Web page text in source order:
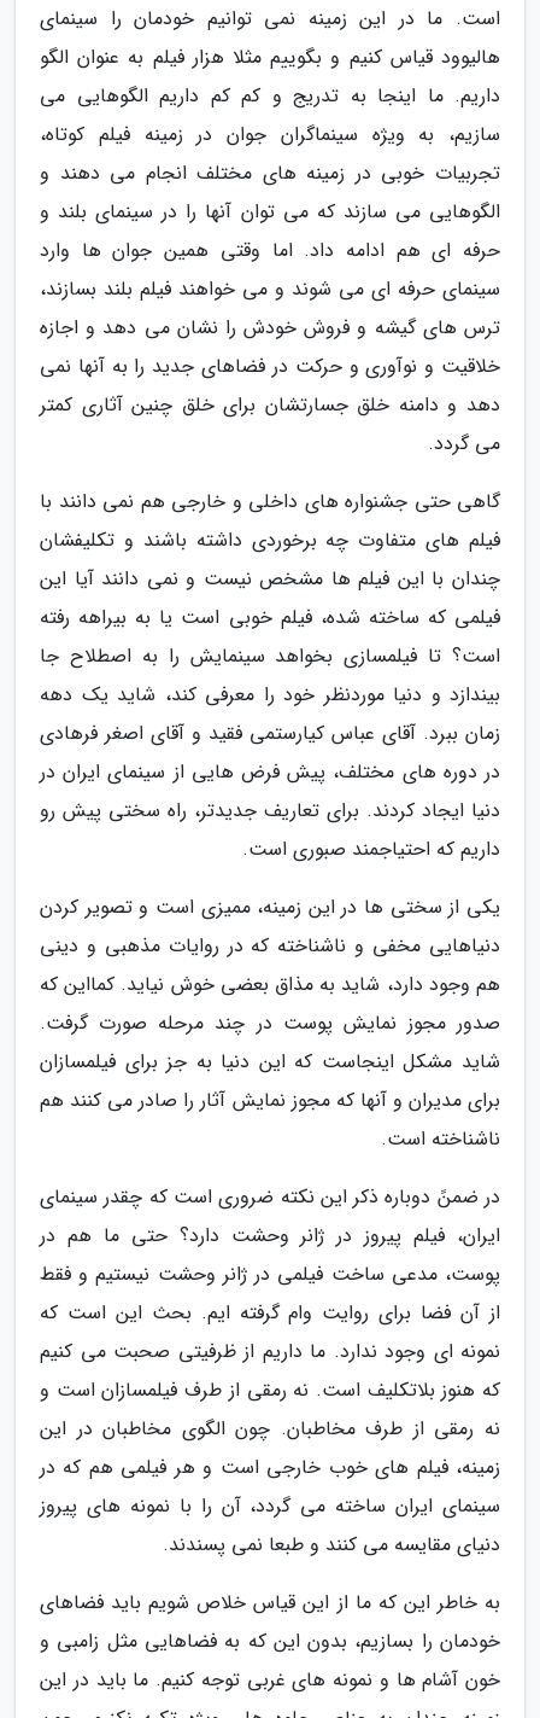
است. ما در این زمینه نمی توانیم خودمان را سینمای
هالیوود قیاس کنیم و بگوییم مثلا هزار فیلم به عنوان الگو
داریم. ما اینجا به تدریج و کم کم داریم الگوهایی می
سازیم، به ویژه سینماگران جوان در زمینه فیلم کوتاه،
تجربیات خوبی در زمینه های مختلف انجام می دهند و
الگوهایی می سازند که می توان آنها را در سینمای بلند و
حرفه ای هم ادامه داد. اما وقتی همین جوان ها وارد
سینمای حرفه ای می شوند و می خواهند فیلم بلند بسازند،
ترس های گیشه و فروش خودش را نشان می دهد و اجازه
خلاقیت و نوآوری و حرکت در فضاهای جدید را به آنها نمی
دهد و دامنه خلق جسارتشان برای خلق چنین آثاری کمتر
می گردد.
گاهی حتی جشنواره های داخلی و خارجی هم نمی دانند با
فیلم های متفاوت چه برخوردی داشته باشند و تکلیفشان
چندان با این فیلم ها مشخص نیست و نمی دانند آیا این
فیلمی که ساخته شده، فیلم خوبی است یا به بیراهه رفته
است؟ تا فیلمسازی بخواهد سینمایش را به اصطلاح جا
بیندازد و دنیا موردنظر خود را معرفی کند، شاید یک دهه
زمان ببرد. آقای عباس کیارستمی فقید و آقای اصغر فرهادی
در دوره های مختلف، پیش فرض هایی از سینمای ایران در
دنیا ایجاد کردند. برای تعاریف جدیدتر، راه سختی پیش رو
داریم که احتیاجمند صبوری است.
یکی از سختی ها در این زمینه، ممیزی است و تصویر کردن
دنیاهایی مخفی و ناشناخته که در روایات مذهبی و دینی
هم وجود دارد، شاید به مذاق بعضی خوش نیاید. کمااین که
صدور مجوز نمایش پوست در چند مرحله صورت گرفت.
شاید مشکل اینجاست که این دنیا به جز برای فیلمسازان
برای مدیران و آنها که مجوز نمایش آثار را صادر می کنند هم
ناشناخته است.
در ضمنً دوباره ذکر این نکته ضروری است که چقدر سینمای
ایران، فیلم پیروز در ژانر وحشت دارد؟ حتی ما هم در
پوست، مدعی ساخت فیلمی در ژانر وحشت نیستیم و فقط
از آن فضا برای روایت وام گرفته ایم. بحث این است که
نمونه ای وجود ندارد. ما داریم از ظرفیتی صحبت می کنیم
که هنوز بلاتکلیف است. نه رمقی از طرف فیلمسازان است و
نه رمقی از طرف مخاطبان. چون الگوی مخاطبان در این
زمینه، فیلم های خوب خارجی است و هر فیلمی هم که در
سینمای ایران ساخته می گردد، آن را با نمونه های پیروز
دنیای مقایسه می کنند و طبعا نمی پسندند.
به خاطر این که ما از این قیاس خلاص شویم باید فضاهای
خودمان را بسازیم، بدون این که به فضاهایی مثل زامبی و
خون آشام ها و نمونه های غربی توجه کنیم. ما باید در این